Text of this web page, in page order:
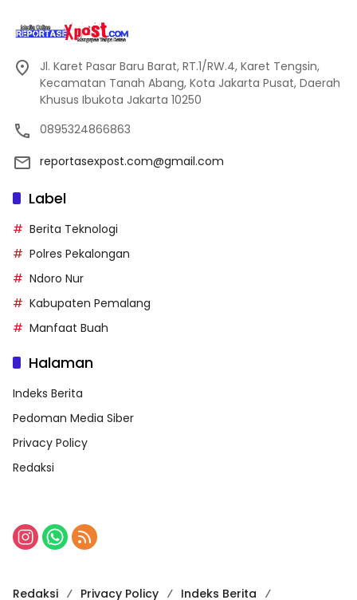
Jl. Karet Pasar Baru Barat, RT.1/RW.4, Karet Tengsin,
Kecamatan Tanah Abang, Kota Jakarta Pusat, Daerah
Khusus Ibukota Jakarta 10250
0895324866863
reportasexpost.com@gmail.com
Label
Berita Teknologi
Polres Pekalongan
Ndoro Nur
Kabupaten Pemalang
Manfaat Buah
Halaman
Indeks Berita
Pedoman Media Siber
Privacy Policy
Redaksi
Redaksi Privacy Policy Indeks Berita